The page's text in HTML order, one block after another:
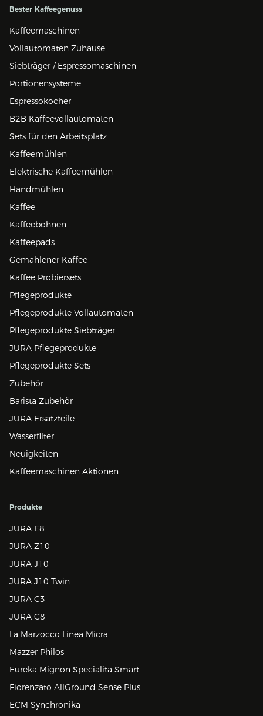
Bester Kaffeegenuss
Kaffeemaschinen
Vollautomaten Zuhause
Siebträger / Espressomaschinen
Portionensysteme
Espressokocher
B2B Kaffeevollautomaten
Sets für den Arbeitsplatz
Kaffeemühlen
Elektrische Kaffeemühlen
Handmühlen
Kaffee
Kaffeebohnen
Kaffeepads
Gemahlener Kaffee
Kaffee Probiersets
Pflegeprodukte
Pflegeprodukte Vollautomaten
Pflegeprodukte Siebträger
JURA Pflegeprodukte
Pflegeprodukte Sets
Zubehör
Barista Zubehör
JURA Ersatzteile
Wasserfilter
Neuigkeiten
Kaffeemaschinen Aktionen
Produkte
JURA E8
JURA Z10
JURA J10
JURA J10 Twin
JURA C3
JURA C8
La Marzocco Linea Micra
Mazzer Philos
Eureka Mignon Specialita Smart
Fiorenzato AllGround Sense Plus
ECM Synchronika